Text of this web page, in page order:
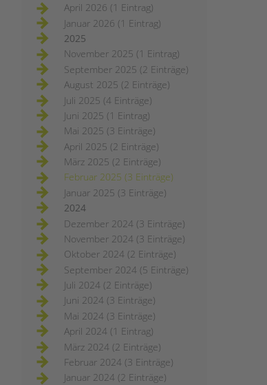
April 2026 (1 Eintrag)
Januar 2026 (1 Eintrag)
2025
November 2025 (1 Eintrag)
September 2025 (2 Einträge)
August 2025 (2 Einträge)
Juli 2025 (4 Einträge)
Juni 2025 (1 Eintrag)
Mai 2025 (3 Einträge)
April 2025 (2 Einträge)
März 2025 (2 Einträge)
Februar 2025 (3 Einträge)
Januar 2025 (3 Einträge)
2024
Dezember 2024 (3 Einträge)
November 2024 (3 Einträge)
Oktober 2024 (2 Einträge)
September 2024 (5 Einträge)
Juli 2024 (2 Einträge)
Juni 2024 (3 Einträge)
Mai 2024 (3 Einträge)
April 2024 (1 Eintrag)
März 2024 (2 Einträge)
Februar 2024 (3 Einträge)
Januar 2024 (2 Einträge)